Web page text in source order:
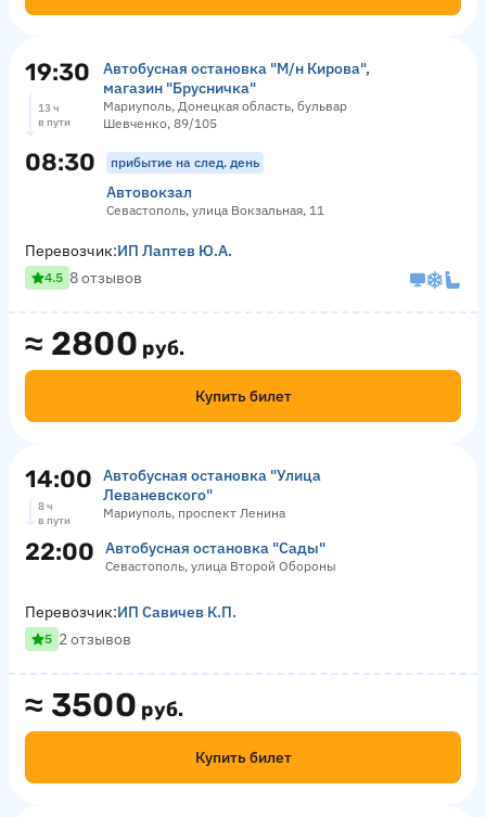
19:30
Автобусная остановка "М/н Кирова",
магазин "Брусничка"
Мариуполь, Донецкая область, бульвар
Шевченко, 89/105
13 ч
в пути
08:30 прибытие на след. день
Автовокзал
Севастополь, улица Вокзальная, 11
≈ 2800 руб.
Купить билет
Перевозчик:ИП Лаптев Ю.А.
4.5 8 отзывов
14:00
Автобусная остановка "Улица
Леваневского"
Мариуполь, проспект Ленина
8 ч
в пути
22:00 Автобусная остановка "Сады"
Севастополь, улица Второй Обороны
≈ 3500 руб.
Купить билет
Перевозчик:ИП Савичев К.П.
5 2 отзывов